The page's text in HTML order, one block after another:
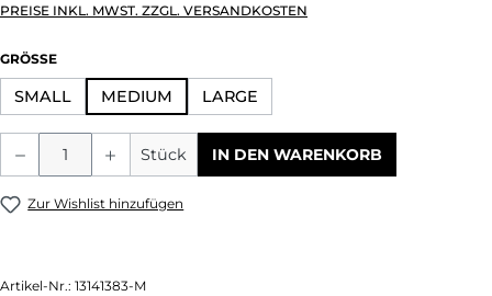
PREISE INKL. MWST. ZZGL. VERSANDKOSTEN
GRÖSSE AUSWÄHLEN
SMALL MEDIUM LARGE
Produkt Anzahl: Gib den gewünschten
Stück IN DEN WARENKORB
Zur Wishlist hinzufügen
Artikel-Nr.: 13141383-M